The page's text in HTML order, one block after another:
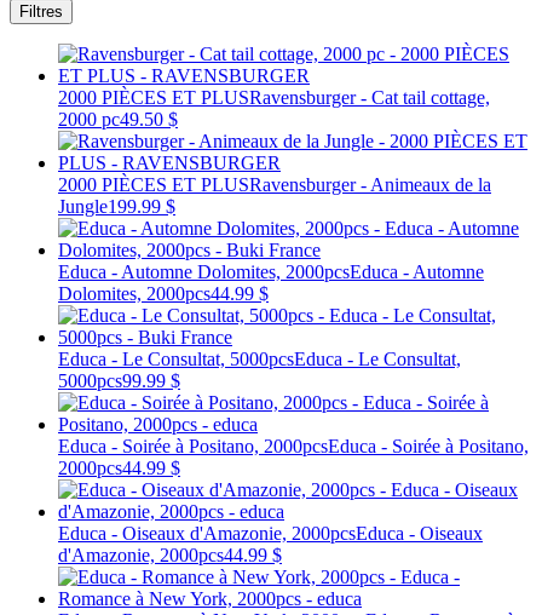
Filtres
2000 PIÈCES ET PLUSRavensburger - Cat tail cottage,
2000 pc49.50 $
2000 PIÈCES ET PLUSRavensburger - Animeaux de la
Jungle199.99 $
Educa - Automne Dolomites, 2000pcsEduca - Automne
Dolomites, 2000pcs44.99 $
Educa - Le Consultat, 5000pcsEduca - Le Consultat,
5000pcs99.99 $
Educa - Soirée à Positano, 2000pcsEduca - Soirée à Positano,
2000pcs44.99 $
Educa - Oiseaux d'Amazonie, 2000pcsEduca - Oiseaux
d'Amazonie, 2000pcs44.99 $